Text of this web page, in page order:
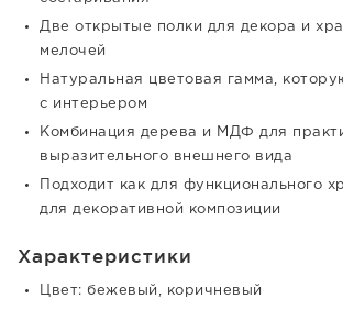
Две открытые полки для декора и
мелочей
Натуральная цветовая гамма,
с интерьером
Комбинация дерева и МДФ для
выразительного внешнего вида
Подходит как для функционального
для декоративной композиции
Характеристики
Цвет: бежевый, коричневый